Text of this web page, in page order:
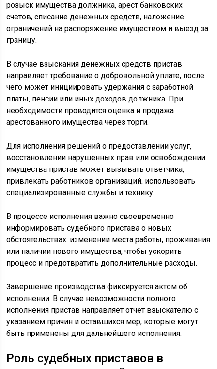
розыск имущества должника, арест банковских
счетов, списание денежных средств, наложение
ограничений на распоряжение имуществом и выезд за
границу.
В случае взыскания денежных средств пристав
направляет требование о добровольной уплате, после
чего может инициировать удержания с заработной
платы, пенсии или иных доходов должника. При
необходимости проводится оценка и продажа
арестованного имущества через торги.
Для исполнения решений о предоставлении услуг,
восстановлении нарушенных прав или освобождении
имущества пристав может вызывать ответчика,
привлекать работников организаций, использовать
специализированные службы и технику.
В процессе исполнения важно своевременно
информировать судебного пристава о новых
обстоятельствах: изменении места работы, проживания
или наличии нового имущества, чтобы ускорить
процесс и предотвратить дополнительные расходы.
Завершение производства фиксируется актом об
исполнении. В случае невозможности полного
исполнения пристав направляет отчет взыскателю с
указанием причин и оставшихся мер, которые могут
быть применены для дальнейшего исполнения.
Роль судебных приставов в